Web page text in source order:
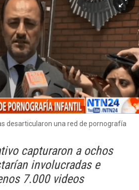
desarticularon una red de pornografía
capturaron a ochos
involucradas e
7.000 videos